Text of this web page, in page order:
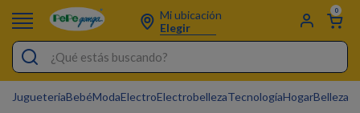
Mi ubicación
Elegir
0
¿Qué estás buscando?
JugueteriaBebéModaElectroElectrobellezaTecnologíaHogarBelleza